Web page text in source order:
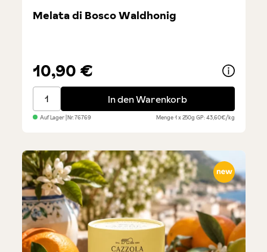
Melata di Bosco Waldhonig
10,90 €
Melata di Bosco WaldhonigIn den Warenkorb
Auf Lager| Nr.76769 Menge1 x 250gGP: 43,60€/kg